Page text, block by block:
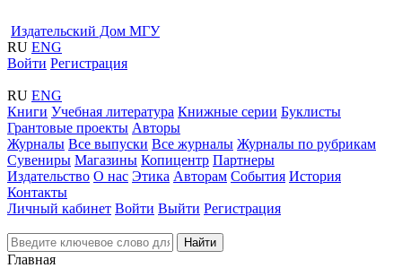
Издательский Дом МГУ
RU ENG
Войти Регистрация
RU ENG
Книги Учебная литература Книжные серии Буклисты
Грантовые проекты Авторы
Журналы Все выпуски Все журналы Журналы по рубрикам
Сувениры Магазины Копицентр Партнеры
Издательство О нас Этика Авторам События История
Контакты
Личный кабинет Войти Выйти Регистрация
Найти
Главная